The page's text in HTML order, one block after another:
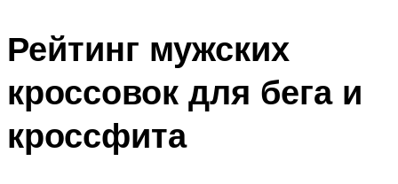
Рейтинг мужских
кроссовок для бега и
кроссфита